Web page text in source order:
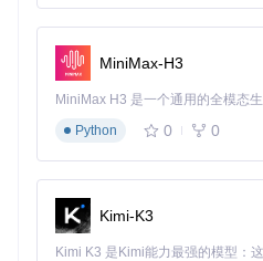
# 克隆项目仓库
git clone
# 安装依赖包
⚠️警告：安装前请确保已安装
的PyTorch，可通过
检查环境兼容性。
MiniMax-H3
Python
0 0
Kimi-K3